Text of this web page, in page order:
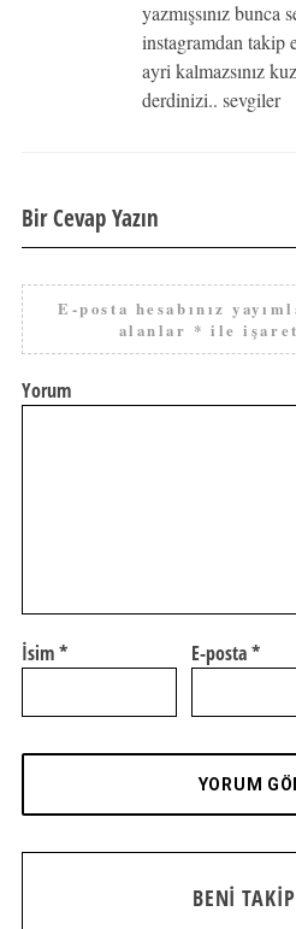
yazmışsınız bunca
instagramdan takip
ayri kalmazsınız
derdinizi.. sevgiler
Bir Cevap Yazın
E-posta hesabınız
alanlar * ile
Yorum
İsim* E-posta*
BENI